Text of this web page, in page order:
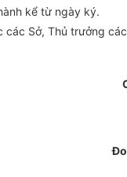
kể từ ngày ký.
các Sở, Thủ trưởng